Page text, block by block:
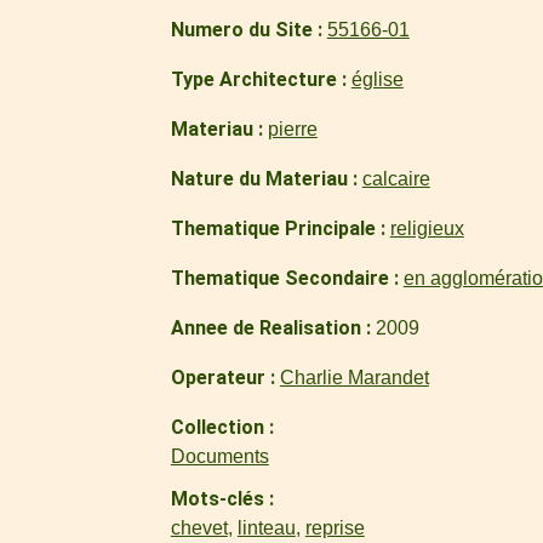
Numero du Site 55166-01
Type Architecture église
Materiau pierre
Nature du Materiau calcaire
Thematique Principale religieux
Thematique Secondaire en
Annee de Realisation 2009
Operateur Charlie Marandet
Collection
Documents
Mots-clés
chevet, linteau, reprise